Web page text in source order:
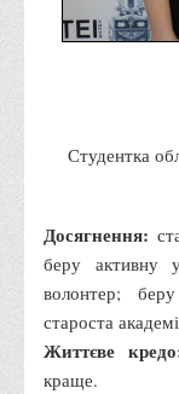
Порядок
Студентка
Досягнення:
беру активну
волонтер;
староста
Життєве
краще.